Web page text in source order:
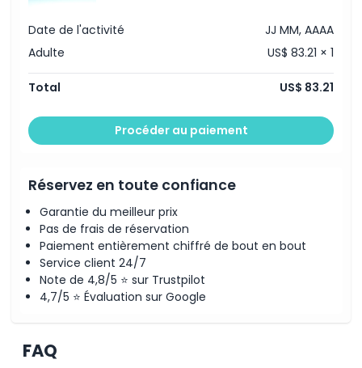
Politique d'annulation
Date de l'activité
JJ MM, AAAA
Adulte
US$ 83.21 × 1
Total US$ 83.21
Procéder au paiement
Réservez en toute confiance
Garantie du meilleur prix
Pas de frais de réservation
Paiement entièrement chiffré de bout en bout
Service client 24/7
Note de 4,8/5 ⭐ sur Trustpilot
4,7/5 ⭐ Évaluation sur Google
FAQ